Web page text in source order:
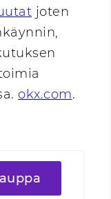
joten
okx.com.